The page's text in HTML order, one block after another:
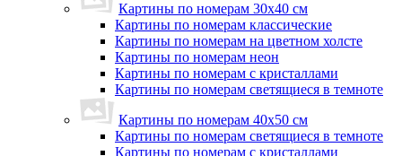
Картины по номерам 30х40 см
Картины по номерам классические
Картины по номерам на цветном холсте
Картины по номерам неон
Картины по номерам с кристаллами
Картины по номерам светящиеся в темноте
Картины по номерам 40х50 см
Картины по номерам светящиеся в темноте
Картины по номерам с кристаллами